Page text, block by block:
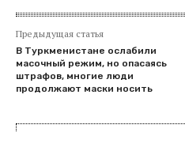
Предыдущая статья
В Туркменистане ослабили
масочный режим, но опасаясь
штрафов, многие люди
продолжают маски носить